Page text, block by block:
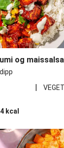
og maissalsa
|
kcal